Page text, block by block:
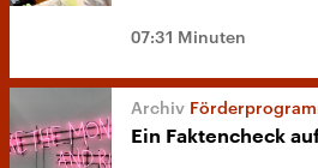
07:31 Minuten
Ein Faktencheck